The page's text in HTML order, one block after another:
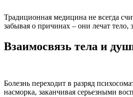
Традиционная медицина не всегда
забывая о причинах – они лечат тело,
Взаимосвязь тела и
Болезнь переходит в разряд
насморка, заканчивая серьезными